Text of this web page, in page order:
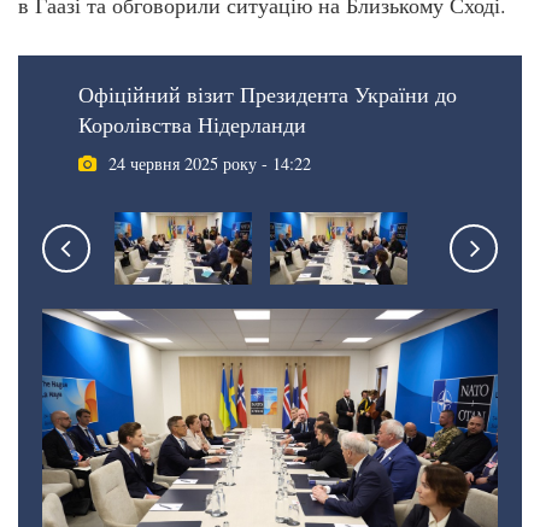
Офіційний візит Президента України до
Королівства Нідерланди
24 червня 2025 року - 14:22